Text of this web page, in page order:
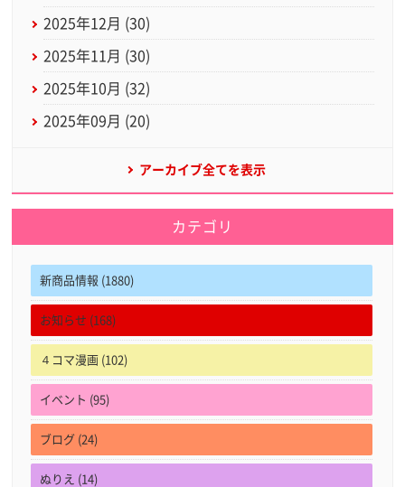
2025年12月 (30)
2025年11月 (30)
2025年10月 (32)
2025年09月 (20)
アーカイブ全てを表示
カテゴリ
新商品情報 (1880)
お知らせ (168)
４コマ漫画 (102)
イベント (95)
ブログ (24)
ぬりえ (14)